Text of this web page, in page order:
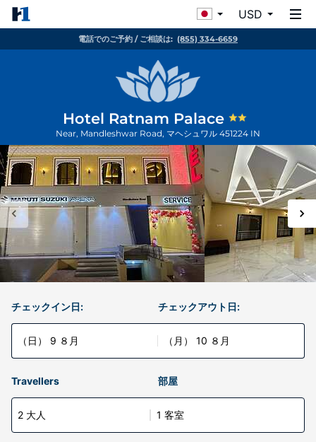
USD
電話でのご予約 / ご相談は: (855) 334-6659
Hotel Ratnam Palace
Near, Mandleshwar Road, マヘシュワル 451224 IN
チェックイン日:
（日） 9 ８月
チェックアウト日:
（月） 10 ８月
Travellers 部屋
2 大人 1 客室